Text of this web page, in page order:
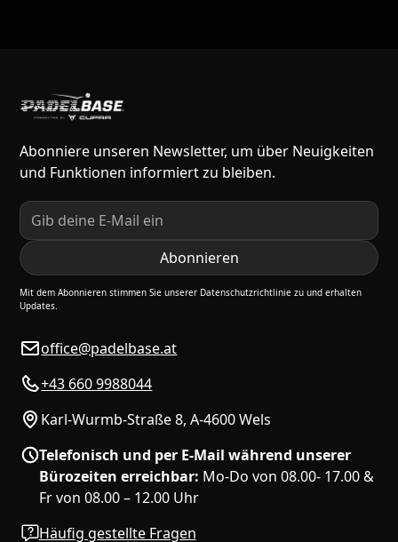
Abonniere unseren Newsletter, um über Neuigkeiten
und Funktionen informiert zu bleiben.
Mit dem Abonnieren stimmen Sie unserer Datenschutzrichtlinie zu und erhalten
Updates.
office@padelbase.at
+43 660 9988044
Karl-Wurmb-Straße 8, A-4600 Wels
Telefonisch und per E-Mail während unserer
Bürozeiten erreichbar: Mo-Do von 08.00- 17.00 &
Fr von 08.00 – 12.00 Uhr
Häufig gestellte Fragen